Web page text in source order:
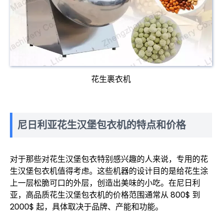
花生裹衣机
尼日利亚花生汉堡包衣机的特点和价格
对于那些对花生汉堡包衣特别感兴趣的人来说，专用的花
生汉堡包衣机值得考虑。这些机器的设计目的是给花生涂
上一层松脆可口的外层，创造出美味的小吃。在尼日利
亚，高品质花生汉堡包衣机的价格范围通常从 800$ 到
2000$ 起，具体取决于品牌、产能和功能。